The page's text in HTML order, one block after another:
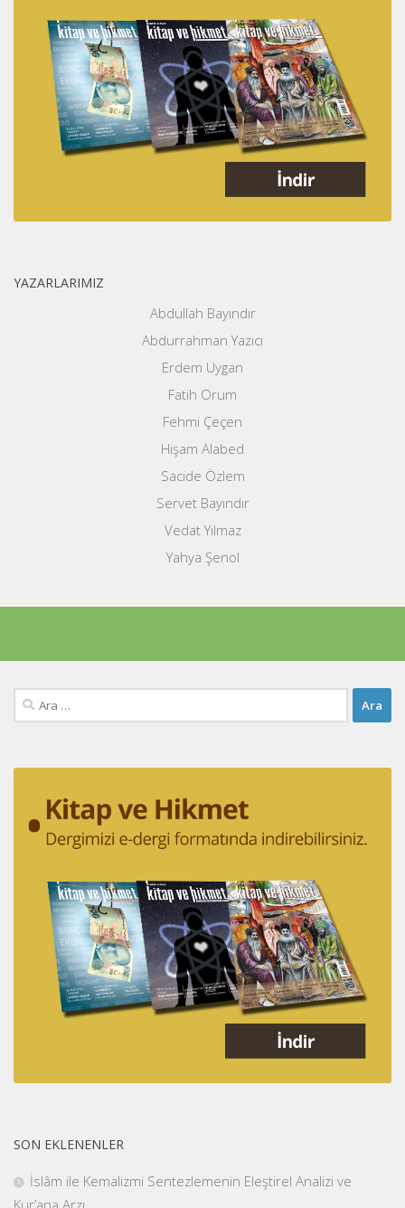
YAZARLARIMIZ
Abdullah Bayındır
Abdurrahman Yazıcı
Erdem Uygan
Fatih Orum
Fehmi Çeçen
Hişam Alabed
Sacide Özlem
Servet Bayındır
Vedat Yılmaz
Yahya Şenol
Arama:
SON EKLENENLER
İslâm ile Kemalizmi Sentezlemenin Eleştirel Analizi ve
Kur’ana Arzı